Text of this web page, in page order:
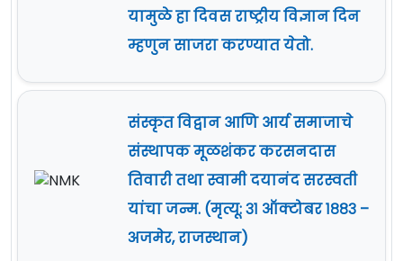
यामुळे हा दिवस राष्ट्रीय विज्ञान दिन
म्हणुन साजरा करण्यात येतो.
संस्कृत विद्वान आणि आर्य समाजाचे
संस्थापक मूळशंकर करसनदास
तिवारी तथा स्वामी दयानंद सरस्वती
यांचा जन्म. (मृत्यू: ३१ ऑक्टोबर १८८३ –
अजमेर, राजस्थान)